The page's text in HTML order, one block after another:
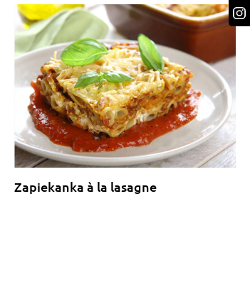
Zapiekanka à la lasagne